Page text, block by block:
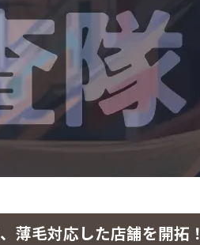
薄毛対応した店舗を開拓！